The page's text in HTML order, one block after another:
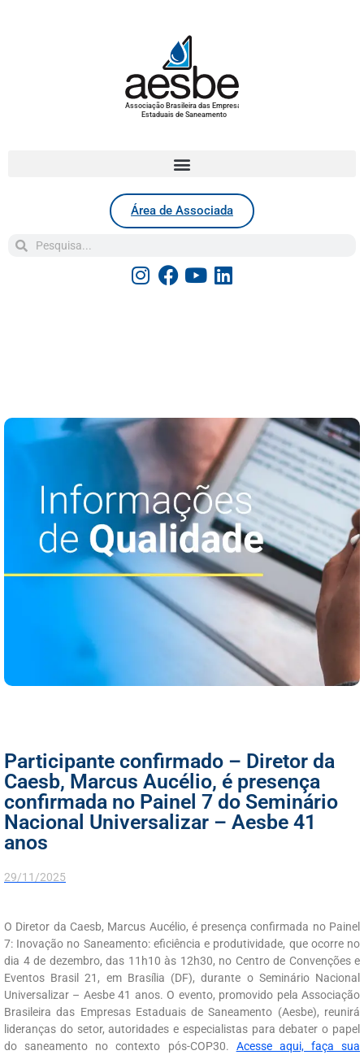
Associação Brasileira das Empresas
Estaduais de Saneamento
Área de Associada
Participante confirmado – Diretor da
Caesb, Marcus Aucélio, é presença
confirmada no Painel 7 do Seminário
Nacional Universalizar – Aesbe 41
anos
29/11/2025
O Diretor da Caesb, Marcus Aucélio, é presença confirmada no Painel
7: Inovação no Saneamento: eficiência e produtividade, que ocorre no
dia 4 de dezembro, das 11h10 às 12h30, no Centro de Convenções e
Eventos Brasil 21, em Brasília (DF), durante o Seminário Nacional
Universalizar – Aesbe 41 anos. O evento, promovido pela Associação
Brasileira das Empresas Estaduais de Saneamento (Aesbe), reunirá
lideranças do setor, autoridades e especialistas para debater o papel
do saneamento no contexto pós-COP30. Acesse aqui, faça sua